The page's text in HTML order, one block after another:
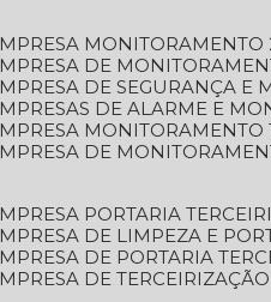
EMPRESA
EMPRESA DE
EMPRESA DE SEGURANÇA
EMPRESAS DE ALARME E
EMPRESA
EMPRESA DE
EMPRESA PORTARIA
EMPRESA DE LIMPEZA E
EMPRESA DE PORTARIA
EMPRESA DE